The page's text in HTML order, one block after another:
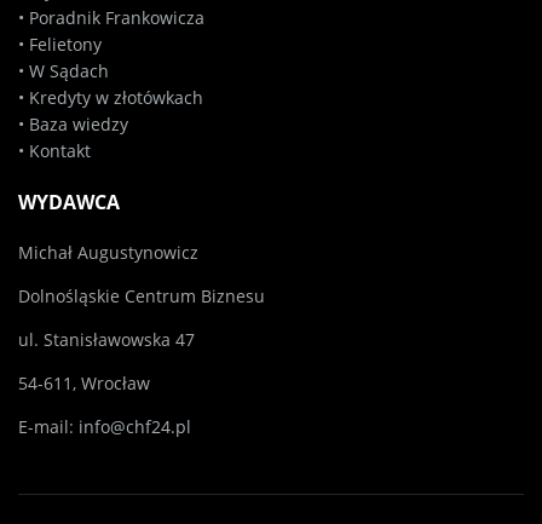
• Poradnik Frankowicza
• Felietony
• W Sądach
• Kredyty w złotówkach
• Baza wiedzy
• Kontakt
WYDAWCA
Michał Augustynowicz
Dolnośląskie Centrum Biznesu
ul. Stanisławowska 47
54-611, Wrocław
E-mail: info@chf24.pl